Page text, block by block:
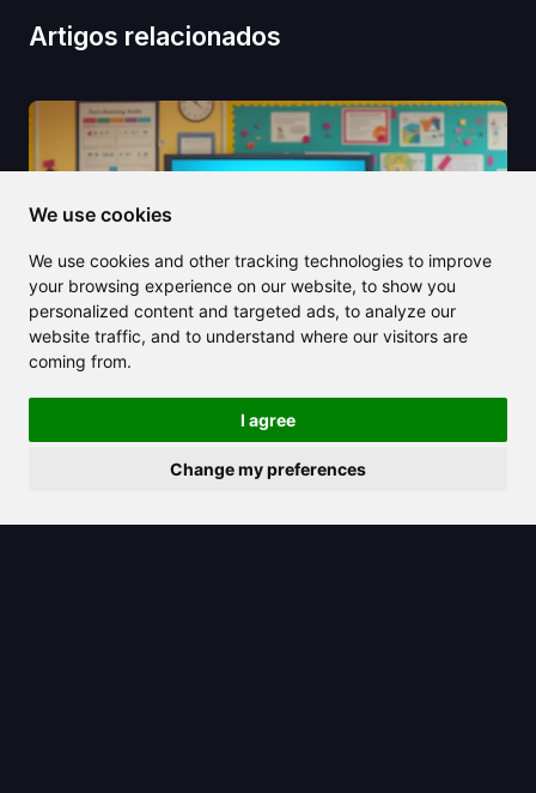
We use cookies
We use cookies and other tracking technologies to improve
your browsing experience on our website, to show you
personalized content and targeted ads, to analyze our
website traffic, and to understand where our visitors are
coming from.
I agree
Change my preferences
Artigos relacionados
Personalizado Pronto para Ajudar